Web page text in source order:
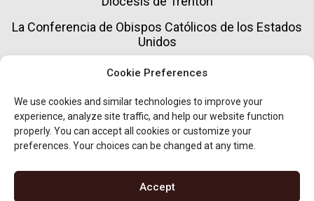
Cookie Preferences
We use cookies and similar technologies to improve your
experience, analyze site traffic, and help our website function
properly. You can accept all cookies or customize your
preferences. Your choices can be changed at any time.
Accept
La Conferencia de Obispos Católicos de los Estados
Unidos
Sociedad del Verbo Divino
Servicios para el envejecimiento y el cuidado de
personas mayores